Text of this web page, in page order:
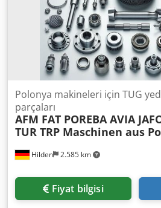
Hilden 2.585 km
Polonya makineleri için TUG
parçaları
AFM FAT POREBA AVIA
TUR TRP Maschinen aus
Fiyat bilgisi